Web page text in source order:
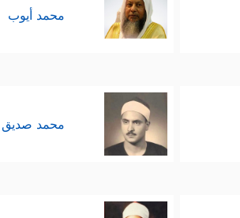
محمد أيوب
محمد صديق